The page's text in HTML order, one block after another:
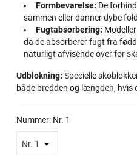
Formbevarelse: De
sammen eller danner dybe
Fugtabsorbering:
da de absorberer fugt fra
naturligt afvisende over for
Udblokning: Specielle
både bredden og længden, hvis
Nummer: Nr. 1